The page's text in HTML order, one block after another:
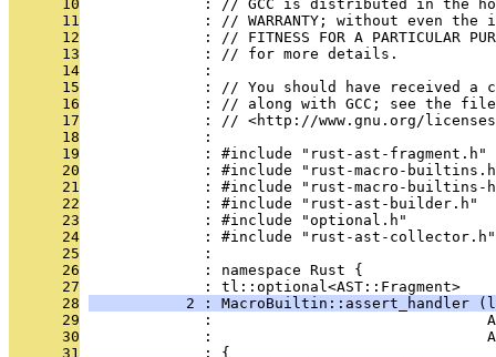
      10
: // GCC is distributed in the
      11
: // WARRANTY; without even the
      12
: // FITNESS FOR A PARTICULAR
      13
              : // for more details.
      14
              :
      15
: // You should have received a
      16
: // along with GCC; see the
      17
: // <http://www.gnu.org/
      18
              :
      19
              : #include "rust-ast-fragment.h"
      20
: #include "rust-macro-
      21
: #include "rust-macro-builtins-
      22
              : #include "rust-ast-builder.h"
      23
              : #include "optional.h"
      24
              : #include "rust-ast-collector.h"
      25
              :
      26
              : namespace Rust {
      27
              : tl::optional<AST::Fragment>
      28
2 : MacroBuiltin::assert_handler
      29
:
      30
:
      31
              : {